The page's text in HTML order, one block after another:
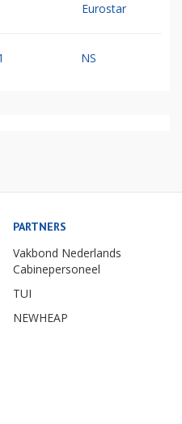
Eurostar
NS
PARTNERS
Vakbond Nederlands
Cabinepersoneel
TUI
NEWHEAP